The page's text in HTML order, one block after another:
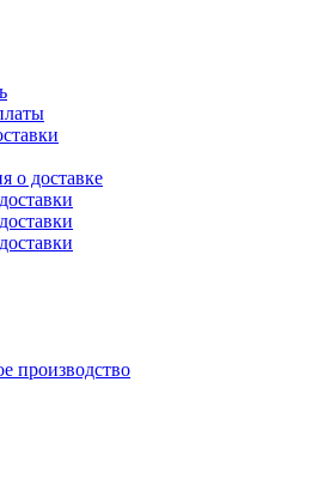
о доставке
производство